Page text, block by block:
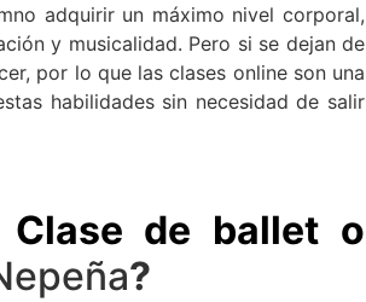
adquirir un máximo nivel corporal,
y musicalidad. Pero si se dejan de
por lo que las clases online son una
habilidades sin necesidad de salir
Clase de ballet o
?